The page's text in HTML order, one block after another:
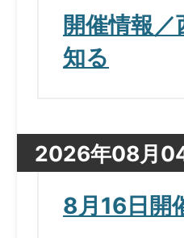
開催情報
知る
2026年08月
8月16日開